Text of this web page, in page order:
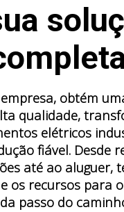
obtém
qualidade,
elétricos
fiável. Desde
até ao aluguer,
os recursos para
passo do